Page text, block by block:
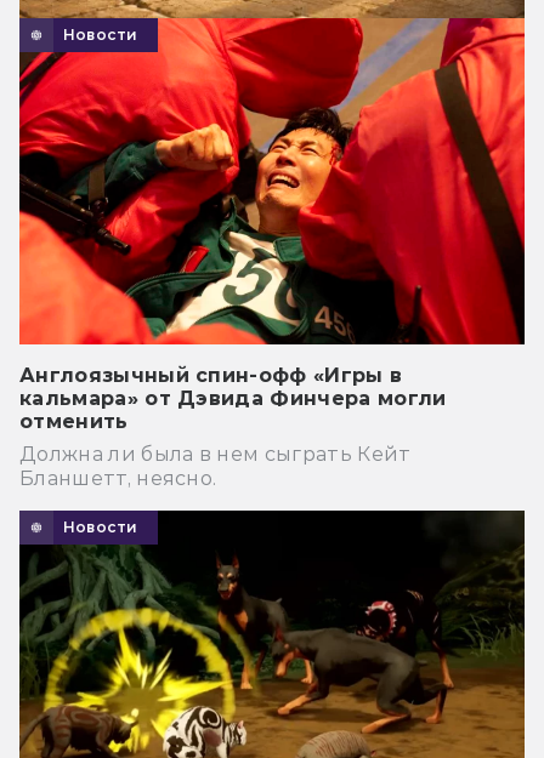
Новости
Англоязычный спин-офф «Игры в
кальмара» от Дэвида Финчера могли
отменить
Должна ли была в нем сыграть Кейт
Бланшетт, неясно.
Новости